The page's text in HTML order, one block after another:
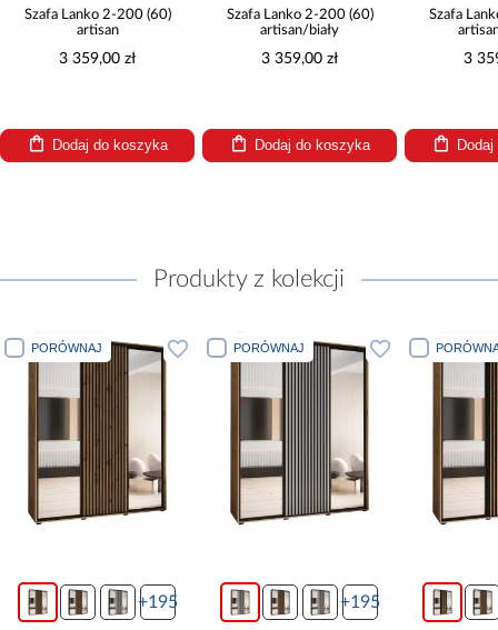
Szafa Lanko 2-200 (60)
artisan/biały
3 359,00 zł
Dodaj do koszyka
Szafa Lanko 2-200 (60)
artisan/czarny
3 359,00 zł
Dodaj do koszyka
Produkty z kolekcji
+195
PORÓWNAJ
+195
PORÓWNAJ
+195